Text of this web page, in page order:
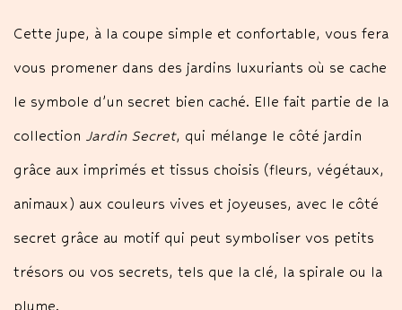
Cette jupe, à la coupe simple et confortable, vous fera
vous promener dans des jardins luxuriants où se cache
le symbole d’un secret bien caché. Elle fait partie de la
collection Jardin Secret, qui mélange le côté jardin
grâce aux imprimés et tissus choisis (fleurs, végétaux,
animaux) aux couleurs vives et joyeuses, avec le côté
secret grâce au motif qui peut symboliser vos petits
trésors ou vos secrets, tels que la clé, la spirale ou la
plume.